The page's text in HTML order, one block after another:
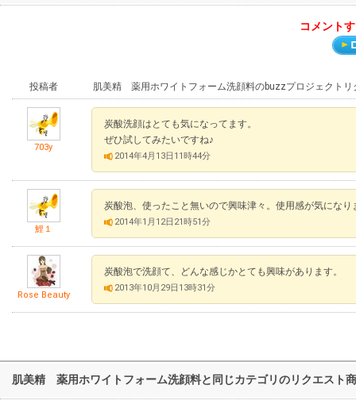
コメント
投稿者 肌美精 薬用ホワイトフォーム洗顔料のbuzzプロジェクトリ
703y
炭酸洗顔はとても気になってます。
ぜひ試してみたいですね♪
2014年4月13日11時44分
鯉１
炭酸泡、使ったこと無いので興味津々。使用感が気にな
2014年1月12日21時51分
Rose Beauty
炭酸泡で洗顔て、どんな感じかとても興味があります。
2013年10月29日13時31分
肌美精 薬用ホワイトフォーム洗顔料と同じカテゴリのリクエスト